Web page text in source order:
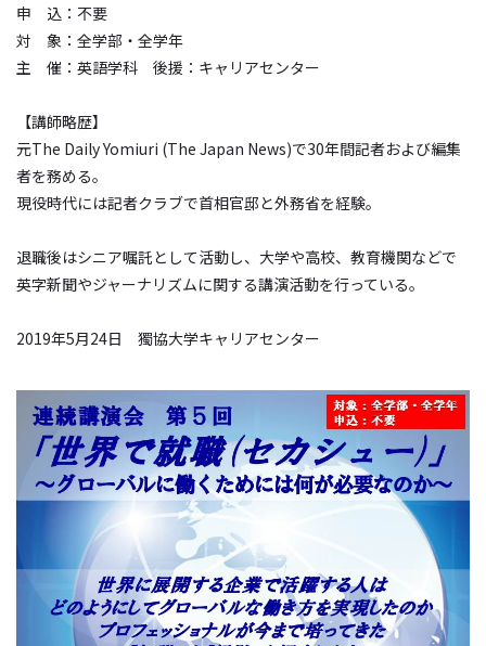
申 込：不要
対 象：全学部・全学年
主 催：英語学科 後援：キャリアセンター
【講師略歴】
元The Daily Yomiuri (The Japan News)で30年間記者および編集
者を務める。
現役時代には記者クラブで首相官邸と外務省を経験。
退職後はシニア嘱託として活動し、大学や高校、教育機関などで
英字新聞やジャーナリズムに関する講演活動を行っている。
2019年5月24日 獨協大学キャリアセンター